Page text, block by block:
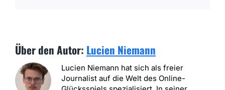
Über den Autor: Lucien Niemann
Lucien Niemann hat sich als freier
Journalist auf die Welt des Online-